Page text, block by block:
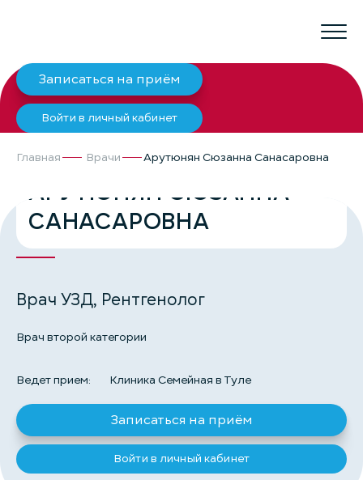
Записаться на приём
Войти в личный кабинет
Главная Врачи Арутюнян Сюзанна Санасаровна
АРУТЮНЯН СЮЗАННА
САНАСАРОВНА
Врач УЗД, Рентгенолог
Врач второй категории
Ведет прием: Клиника Семейная в Туле
Записаться на приём
Войти в личный кабинет